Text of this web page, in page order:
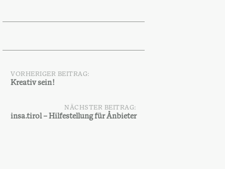
Beitragsnavigation
VORHERIGER BEITRAG:
Kreativ sein!
NÄCHSTER BEITRAG:
insa.tirol – Hilfestellung für Ånbieter